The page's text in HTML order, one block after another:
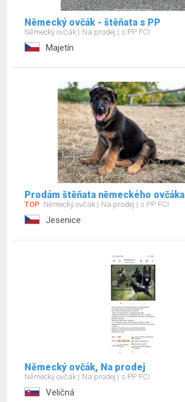
Německý ovčák - štěňata s PP
Německý ovčák Na prodej s PP FCI
Majetín
Prodám štěňata německého ovčáka
TOP Německý ovčák Na prodej s PP FCI
Jesenice
Německý ovčák, Na prodej
Německý ovčák Na prodej s PP FCI
Veličná